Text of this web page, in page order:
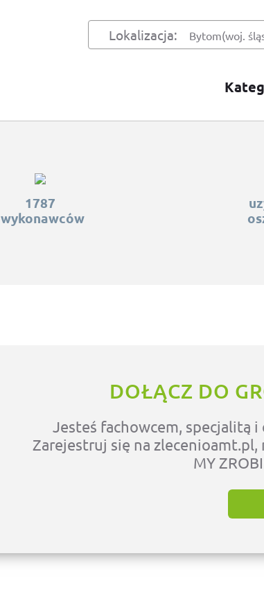
Lokalizacja:
1787
wykonawców
DOŁĄCZ DO
Jesteś fachowcem, specjalitą i
Zarejestruj się na
MY